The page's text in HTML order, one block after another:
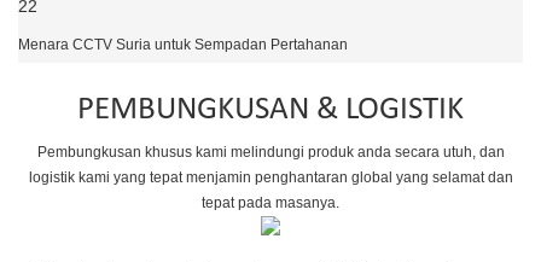
Menara CCTV Suria untuk Sempadan Pertahanan
PEMBUNGKUSAN & LOGISTIK
Pembungkusan khusus kami melindungi produk anda secara utuh, dan
logistik kami yang tepat menjamin penghantaran global yang selamat dan
tepat pada masanya.